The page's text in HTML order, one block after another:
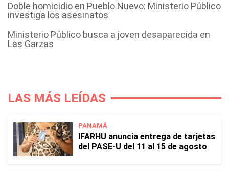
Doble homicidio en Pueblo Nuevo: Ministerio Público
investiga los asesinatos
Ministerio Público busca a joven desaparecida en
Las Garzas
LAS MÁS LEÍDAS
PANAMÁ
IFARHU anuncia entrega de tarjetas
del PASE-U del 11 al 15 de agosto